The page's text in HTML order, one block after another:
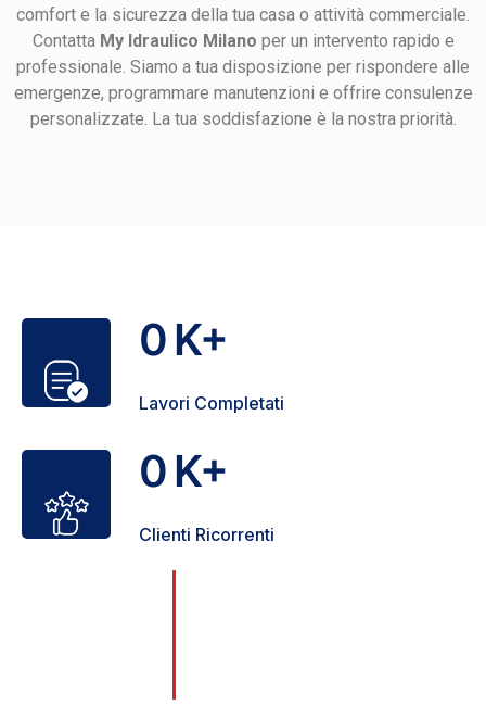
comfort e la sicurezza della tua casa o attività commerciale.
Contatta My Idraulico Milano per un intervento rapido e
professionale. Siamo a tua disposizione per rispondere alle
emergenze, programmare manutenzioni e offrire consulenze
personalizzate. La tua soddisfazione è la nostra priorità.
0K+
Lavori Completati
0K+
Clienti Ricorrenti